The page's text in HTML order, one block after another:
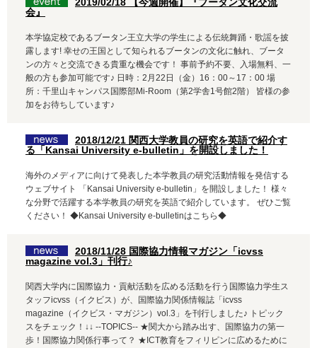
会』
本学協定校であるブータン王立大学の学生による伝統舞踊・歌謡を披
露します! 幸せの王国として知られるブータンの文化に触れ、ブータ
ンの方々と交流できる貴重な機会です！ 事前予約不要、入場無料、一
般の方も参加可能です♪ 日時：2月22日（金）16：00～17：00 場
所：千里山キャンパス国際部Mi-Room（第2学舎1号館2階） 皆様の参
加をお待ちしています♪
2018/12/21 関西大学教員の研究を英語で紹介す
る「Kansai University e-bulletin」を開設しました！
海外のメディアに向けて発表した本学教員の研究活動情報を発信する
ウェブサイト 「Kansai University e-bulletin」を開設しました！ 様々
な分野で活躍する本学教員の研究を英語で紹介しています。 ぜひご覧
ください！ ◆Kansai University e-bulletinはこちら◆
2018/11/28 国際協力情報マガジン「icvss
magazine vol.3」刊行♪
関西大学内に国際協力・貢献活動を広める活動を行う国際協力学生ス
タッフicvss（イクビス）が、国際協力関係情報誌「icvss
magazine（イクビス・マガジン）vol.3」を刊行しました♪ トピック
スをチェック！↓↓ --TOPICS-- ★関大から踏み出す、国際協力の第一
歩！国際協力関係行事って？ ★ICT教育をフィリピンに広めるために